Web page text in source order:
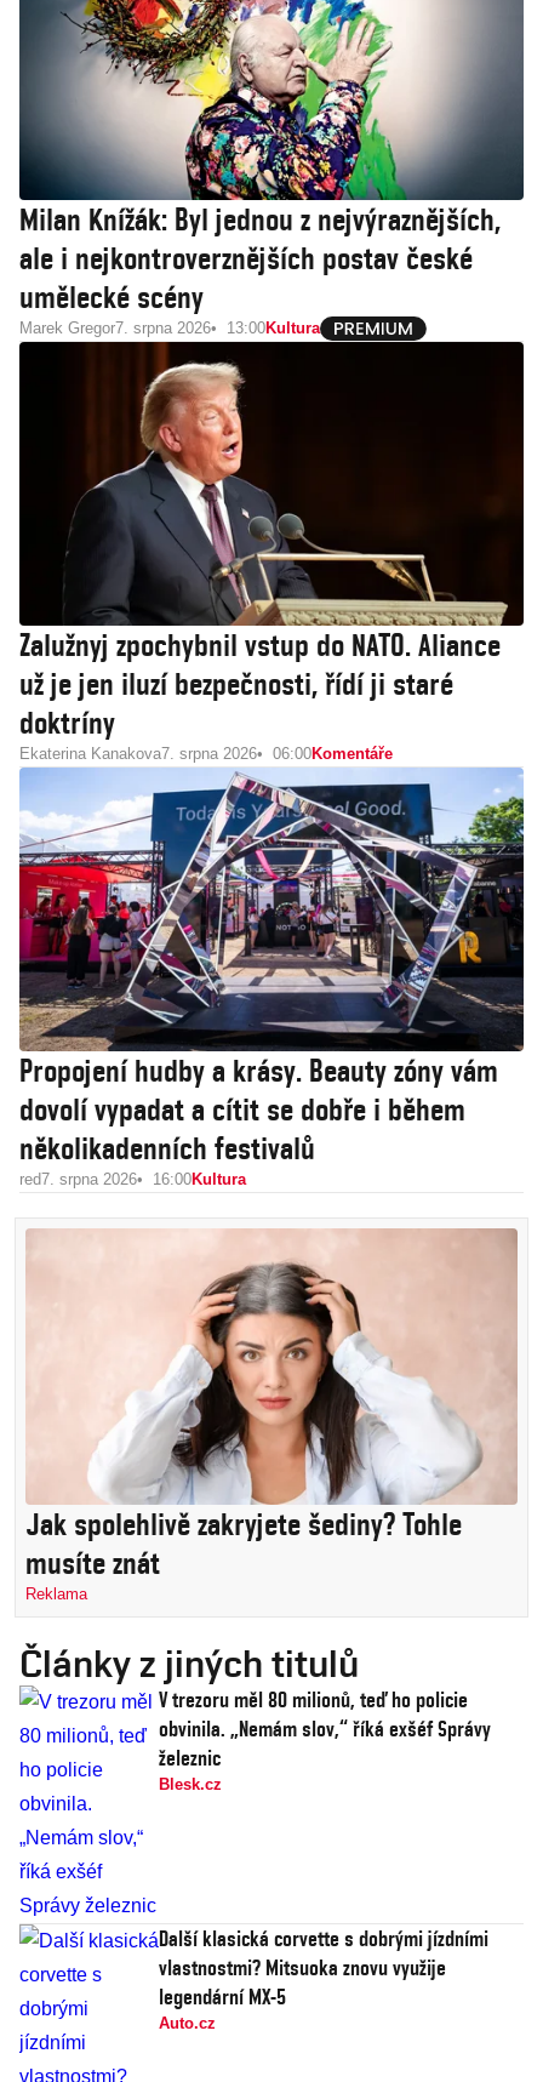
Milan Knížák: Byl jednou z nejvýraznějších,
ale i nejkontroverznějších postav české
umělecké scény
Marek Gregor7. srpna 2026 13:00Kultura
Zalužnyj zpochybnil vstup do NATO. Aliance
už je jen iluzí bezpečnosti, řídí ji staré
doktríny
Ekaterina Kanakova7. srpna 2026 06:00Komentáře
Propojení hudby a krásy. Beauty zóny vám
dovolí vypadat a cítit se dobře i během
několikadenních festivalů
red7. srpna 2026 16:00Kultura
Jak spolehlivě zakryjete šediny? Tohle
musíte znát
Reklama
Články z jiných titulů
V trezoru měl 80 milionů, teď ho policie
obvinila. „Nemám slov,“ říká exšéf Správy
železnic
Blesk.cz
Další klasická corvette s dobrými jízdními
vlastnostmi? Mitsuoka znovu využije
legendární MX-5
Auto.cz